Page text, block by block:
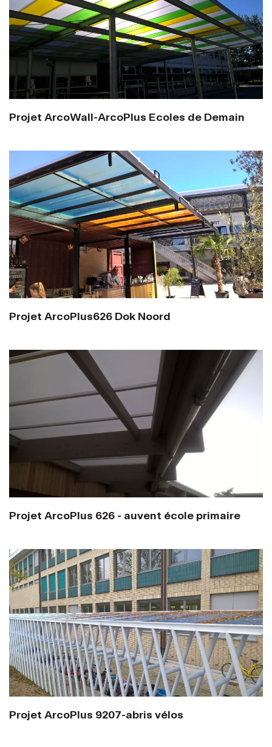
Projet ArcoWall-ArcoPlus Ecoles de Demain
Projet ArcoPlus626 Dok Noord
Projet ArcoPlus 626 - auvent école primaire
Projet ArcoPlus 9207-abris vélos